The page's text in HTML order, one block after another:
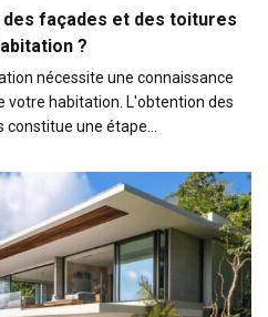
façades et des toitures
?
nécessite une connaissance
votre habitation. L'obtention des
une étape…